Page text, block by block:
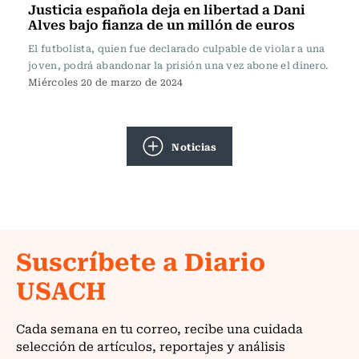
Justicia española deja en libertad a Dani
Alves bajo fianza de un millón de euros
El futbolista, quien fue declarado culpable de violar a una
joven, podrá abandonar la prisión una vez abone el dinero.
Miércoles 20 de marzo de 2024
Noticias